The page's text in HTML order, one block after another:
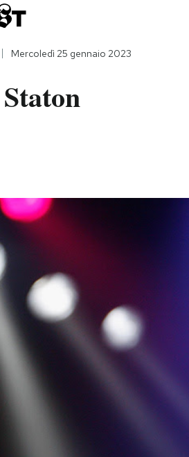
Mercoledì 25 gennaio 2023